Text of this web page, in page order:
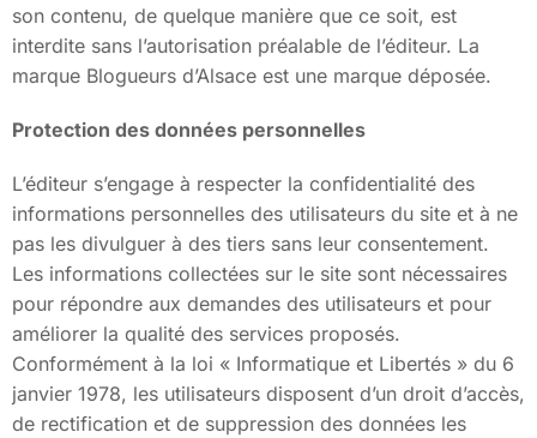
son contenu, de quelque manière que ce soit, est
interdite sans l’autorisation préalable de l’éditeur. La
marque Blogueurs d’Alsace est une marque déposée.
Protection des données personnelles
L’éditeur s’engage à respecter la confidentialité des
informations personnelles des utilisateurs du site et à ne
pas les divulguer à des tiers sans leur consentement.
Les informations collectées sur le site sont nécessaires
pour répondre aux demandes des utilisateurs et pour
améliorer la qualité des services proposés.
Conformément à la loi « Informatique et Libertés » du 6
janvier 1978, les utilisateurs disposent d’un droit d’accès,
de rectification et de suppression des données les